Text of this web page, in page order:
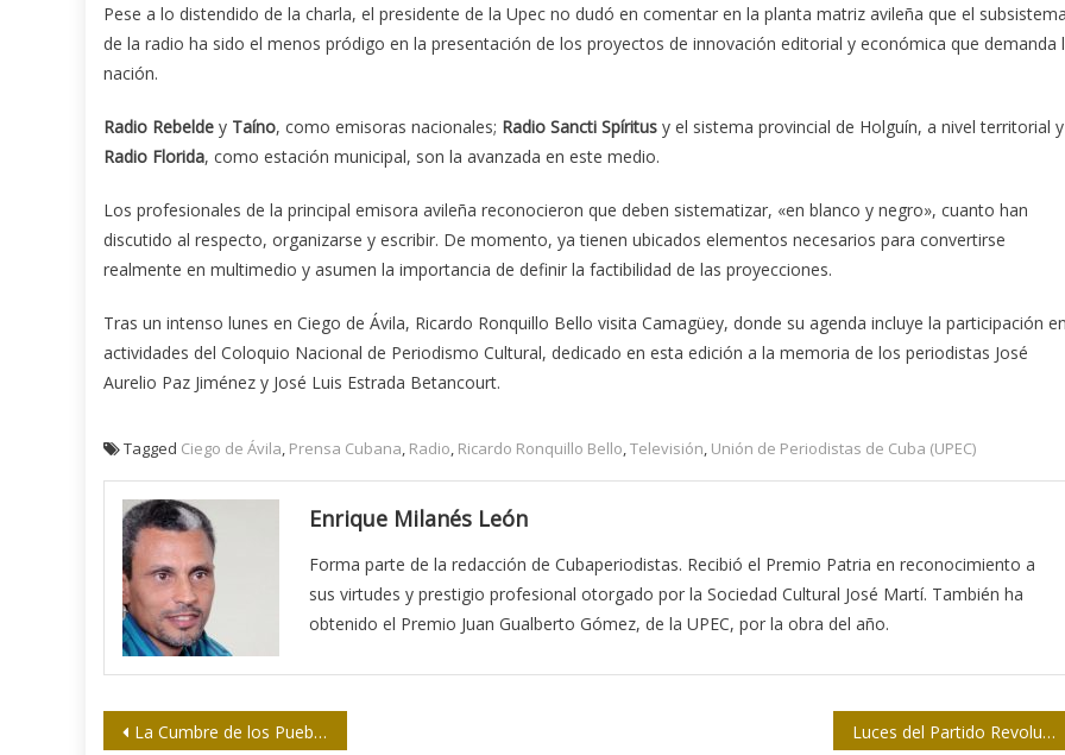
Pese a lo distendido de la charla, el presidente de la Upec no dudó en comentar en la planta matriz avileña que el subsistema
de la radio ha sido el menos pródigo en la presentación de los proyectos de innovación editorial y económica que demanda
nación.
Radio Rebelde y Taíno, como emisoras nacionales; Radio Sancti Spíritus y el sistema provincial de Holguín, a nivel territorial y
Radio Florida, como estación municipal, son la avanzada en este medio.
Los profesionales de la principal emisora avileña reconocieron que deben sistematizar, «en blanco y negro», cuanto han
discutido al respecto, organizarse y escribir. De momento, ya tienen ubicados elementos necesarios para convertirse
realmente en multimedio y asumen la importancia de definir la factibilidad de las proyecciones.
Tras un intenso lunes en Ciego de Ávila, Ricardo Ronquillo Bello visita Camagüey, donde su agenda incluye la participación en
actividades del Coloquio Nacional de Periodismo Cultural, dedicado en esta edición a la memoria de los periodistas José
Aurelio Paz Jiménez y José Luis Estrada Betancourt.
Tagged Ciego de Ávila, Prensa Cubana, Radio, Ricardo Ronquillo Bello,Televisión, Unión de Periodistas de Cuba (UPEC)
Enrique Milanés León
Forma parte de la redacción de Cubaperiodistas. Recibió el Premio Patria en reconocimiento a
sus virtudes y prestigio profesional otorgado por la Sociedad Cultural José Martí. También ha
obtenido el Premio Juan Gualberto Gómez, de la UPEC, por la obra del año.
Navegación
La Cumbre de los Pueblos, lo que Estados Unidos no esperaba Luces del Partido Revolucionario Cubano (II, final)